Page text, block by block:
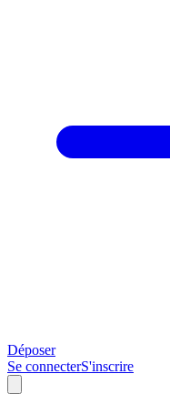
Déposer
Se connecterS'inscrire